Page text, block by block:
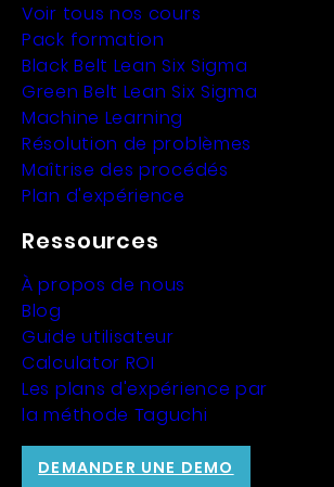
Voir tous nos cours
Pack formation
Black Belt Lean Six Sigma
Green Belt Lean Six Sigma
Machine Learning
Résolution de problèmes
Maîtrise des procédés
Plan d'expérience
Ressources
À propos de nous
Blog
Guide utilisateur
Calculator ROI
Les plans d'expérience par
la méthode Taguchi
DEMANDER UNE DEMO